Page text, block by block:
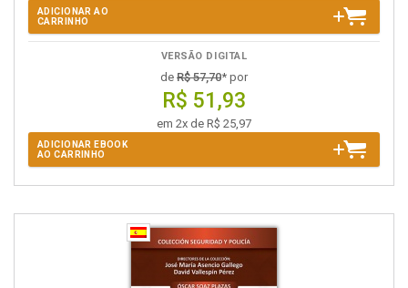
ADICIONAR AO
CARRINHO
VERSÃO DIGITAL
de R$ 57,70* por
R$ 51,93
em 2x de R$ 25,97
ADICIONAR EBOOK
AO CARRINHO